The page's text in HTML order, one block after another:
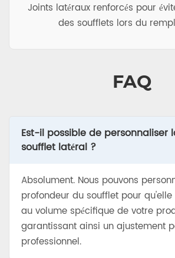
Joints latéraux renforcés pour
des soufflets lors du
FAQ
Est-il possible de personnaliser
soufflet latéral ?
Absolument. Nous pouvons
profondeur du soufflet pour
au volume spécifique de votre
garantissant ainsi un ajustement
professionnel.